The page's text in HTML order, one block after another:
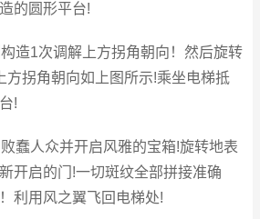
的圆形平台!
造1次调解上方拐角朝向！然后旋转
方拐角朝向如上图所示!乘坐电梯抵
!
蠢人众并开启风雅的宝箱!旋转地表
开启的门!一切斑纹全部拼接准确
利用风之翼飞回电梯处!